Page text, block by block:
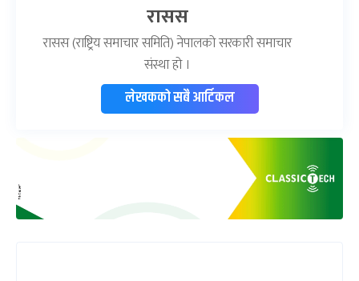
रासस
रासस (राष्ट्रिय समाचार समिति) नेपालको सरकारी समाचार
संस्था हो ।
लेखकको सबै आर्टिकल